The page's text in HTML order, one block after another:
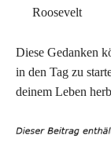
Roosevelt
Diese Gedanken
in den Tag zu
deinem Leben